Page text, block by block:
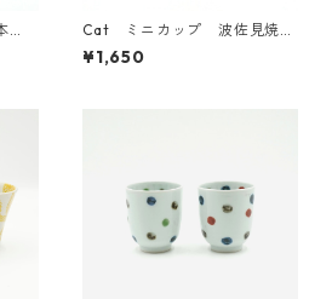
Cat ミニカップ 波佐見焼
【日本製】
¥1,650